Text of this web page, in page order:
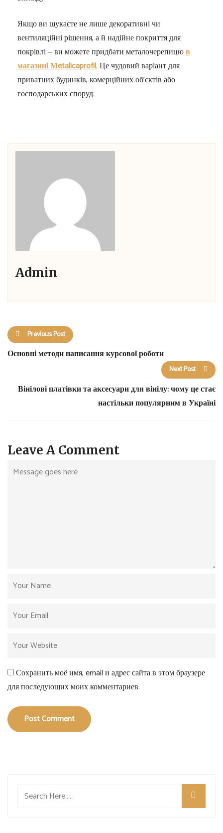
Якщо ви шукаєте не лише декоративні чи
вентиляційні рішення, а й надійне покриття для
покрівлі — ви можете придбати металочерепицюв
магазині Мetalicaprofil. Це чудовий варіант для
приватних будинків, комерційних об’єктів або
господарських споруд.
Admin
Previous Post
Основні методи написання курсової роботи
Next Post
Вінілові платівки та аксесуари для вінілу: чому це стає
настільки популярним в Україні
Leave A Comment
Сохранить моё имя, email и адрес сайта в этом браузере
для последующих моих комментариев.
Post Comment